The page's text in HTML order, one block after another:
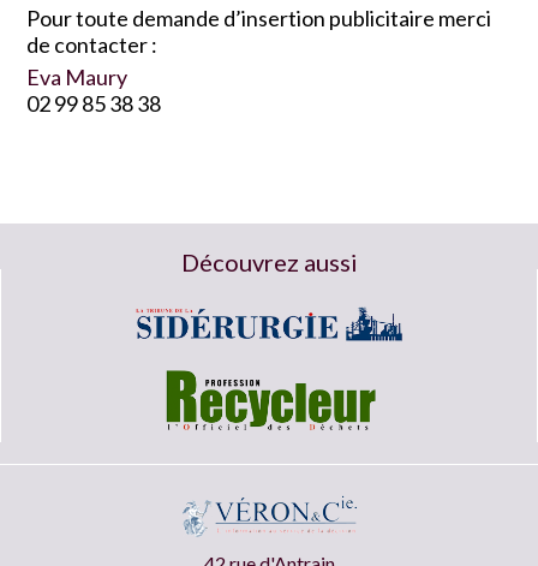
Pour toute demande d’insertion publicitaire merci
de contacter :
Eva Maury
02 99 85 38 38
Découvrez aussi